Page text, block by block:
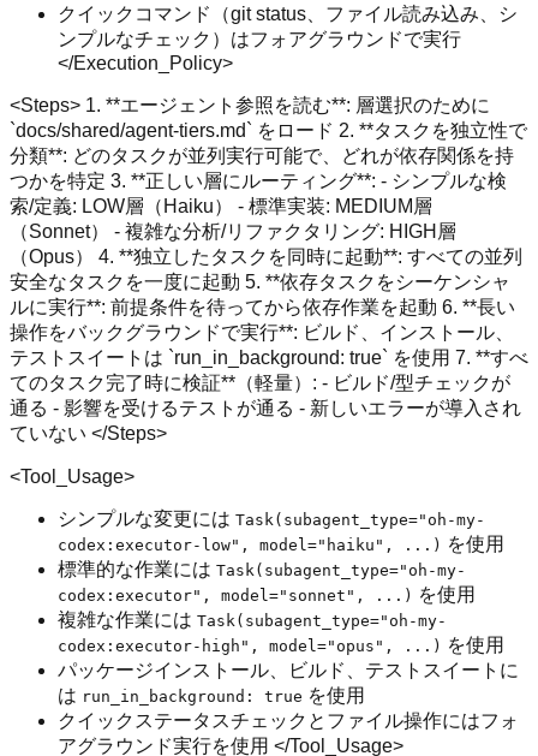
クイックコマンド（git status、ファイル読み込み、シ
ンプルなチェック）はフォアグラウンドで実行
</Execution_Policy>
<Steps> 1. **エージェント参照を読む**: 層選択のために
`docs/shared/agent-tiers.md` をロード 2. **タスクを独立性で
分類**: どのタスクが並列実行可能で、どれが依存関係を持
つかを特定 3. **正しい層にルーティング**: - シンプルな検
索/定義: LOW層（Haiku） - 標準実装: MEDIUM層
（Sonnet） - 複雑な分析/リファクタリング: HIGH層
（Opus） 4. **独立したタスクを同時に起動**: すべての並列
安全なタスクを一度に起動 5. **依存タスクをシーケンシャ
ルに実行**: 前提条件を待ってから依存作業を起動 6. **長い
操作をバックグラウンドで実行**: ビルド、インストール、
テストスイートは `run_in_background: true` を使用 7. **すべ
てのタスク完了時に検証**（軽量）: - ビルド/型チェックが
通る - 影響を受けるテストが通る - 新しいエラーが導入され
ていない </Steps>
<Tool_Usage>
シンプルな変更には Task(subagent_type="oh-my-
codex:executor-low", model="haiku", ...) を使用
標準的な作業には Task(subagent_type="oh-my-
codex:executor", model="sonnet", ...) を使用
複雑な作業には Task(subagent_type="oh-my-
codex:executor-high", model="opus", ...) を使用
パッケージインストール、ビルド、テストスイートに
は run_in_background: true を使用
クイックステータスチェックとファイル操作にはフォ
アグラウンド実行を使用 </Tool_Usage>